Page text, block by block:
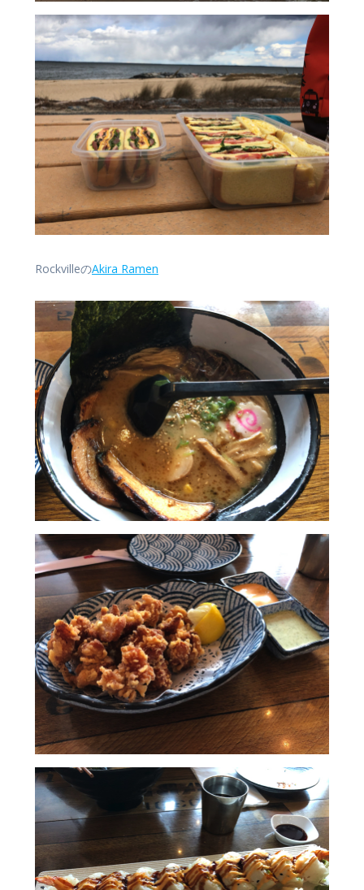
RockvilleのAkira Ramen